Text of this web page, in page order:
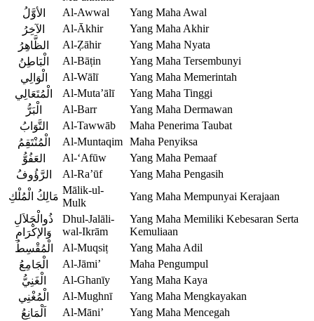
الأوَّلُ
Al-Awwal
Yang Maha Awal
الآخِرُ
Al-Ākhir
Yang Maha Akhir
الظَّاهِرُ
Al-Ẓāhir
Yang Maha Nyata
الْبَاطِنُ
Al-Bāṭin
Yang Maha Tersembunyi
الْوَالِي
Al-Wālī
Yang Maha Memerintah
الْمُتَعَالِي
Al-Muta’ālī
Yang Maha Tinggi
الْبَرُّ
Al-Barr
Yang Maha Dermawan
التَّوَابُ
Al-Tawwāb
Maha Penerima Taubat
الْمُنْتَقِمُ
Al-Muntaqim Maha Penyiksa
العَفُوُّ
Al-‘Afūw
Yang Maha Pemaaf
الرَّؤُوفُ
Al-Ra’ūf
Yang Maha Pengasih
مَالِكُ الْمُلْكِ
Mālik-ul-
Mulk
Yang Maha Mempunyai Kerajaan
ذُوالْجَلاَلِ
وَالإكْرَامِ
Dhul-Jalāli-
wal-Ikrām
Yang Maha Memiliki Kebesaran Serta
Kemuliaan
الْمُقْسِطُ
Al-Muqsiṭ
Yang Maha Adil
الْجَامِعُ
Al-Jāmi’
Maha Pengumpul
الْغَنِيُّ
Al-Ghanīy
Yang Maha Kaya
الْمُغْنِي
Al-Mughnī
Yang Maha Mengkayakan
اَلْمَانِعُ
Al-Māni’
Yang Maha Mencegah